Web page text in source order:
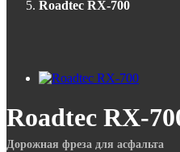
Roadtec RX-700
Roadtec RX-
Дорожная фреза для асфальта